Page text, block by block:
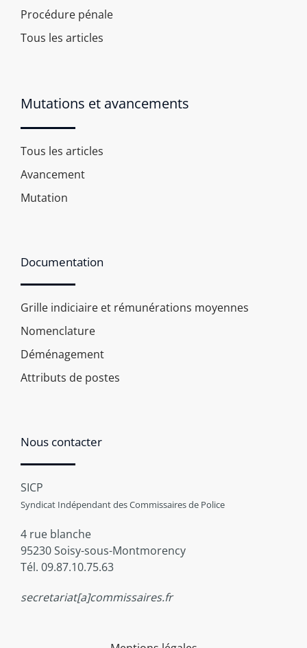
Procédure pénale
Tous les articles
Mutations et avancements
Tous les articles
Avancement
Mutation
Documentation
Grille indiciaire et rémunérations moyennes
Nomenclature
Déménagement
Attributs de postes
Nous contacter
SICP
Syndicat Indépendant des Commissaires de Police
4 rue blanche
95230 Soisy-sous-Montmorency
Tél. 09.87.10.75.63
secretariat[a]commissaires.fr